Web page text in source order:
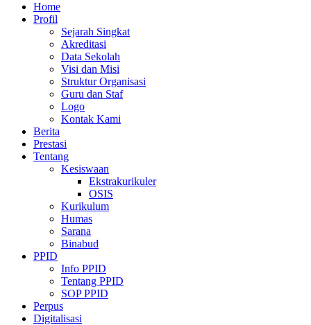
Home
Profil
Sejarah Singkat
Akreditasi
Data Sekolah
Visi dan Misi
Struktur Organisasi
Guru dan Staf
Logo
Kontak Kami
Berita
Prestasi
Tentang
Kesiswaan
Ekstrakurikuler
OSIS
Kurikulum
Humas
Sarana
Binabud
PPID
Info PPID
Tentang PPID
SOP PPID
Perpus
Digitalisasi